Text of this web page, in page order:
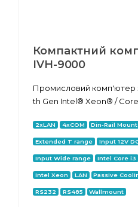
Компактний
IVH-9000
Промисловий комп'ютер
th Gen Intel® Xeon® /
2xLAN 4xCOM Din-Rail Mount
Extended T range Input 12V
Input Wide range Intel Core i3
Intel Xeon LAN Passive
RS232 RS485 Wallmount